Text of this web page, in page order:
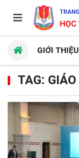
GIỚI THIỆU
TAG: